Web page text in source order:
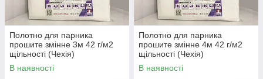
Полотно для парника
прошите змінне 3м 42 г/м2
щільності (Чехія)
В наявності
Полотно для парника
прошите змінне 4м 42 г/м2
щільності (Чехія)
В наявності